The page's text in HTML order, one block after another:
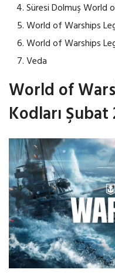
Süresi Dolmuş World
World of Warships
World of Warships
Veda
World of
Kodları Şubat